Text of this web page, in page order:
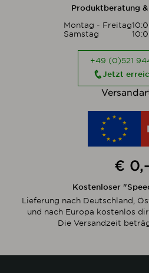
Produktberatung
Montag - Freitag
Samstag
+49 (0)521
Jetzt
€ 0,-
Kostenloser
Lieferung nach Deutschland,
und nach Europa kostenlos
Die Versandzeit